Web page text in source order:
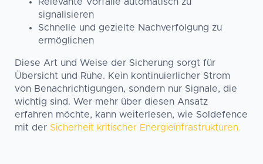
Relevante Vorfälle automatisch zu
signalisieren
Schnelle und gezielte Nachverfolgung zu
ermöglichen
Diese Art und Weise der Sicherung sorgt für
Übersicht und Ruhe. Kein kontinuierlicher Strom
von Benachrichtigungen, sondern nur Signale, die
wichtig sind. Wer mehr über diesen Ansatz
erfahren möchte, kann weiterlesen, wie Soldefence
mit der Sicherheit kritischer Energieinfrastrukturen.